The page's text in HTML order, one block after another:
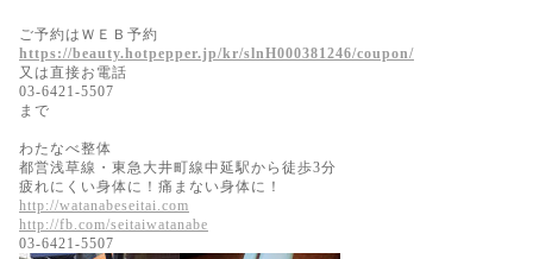
ご予約はＷＥＢ予約
https://beauty.hotpepper.jp/kr/slnH000381246/coupon/
又は直接お電話
03-6421-5507
まで
わたなべ整体
都営浅草線・東急大井町線中延駅から徒歩3分
疲れにくい身体に！痛まない身体に！
http://watanabeseitai.com
http://fb.com/seitaiwatanabe
03-6421-5507